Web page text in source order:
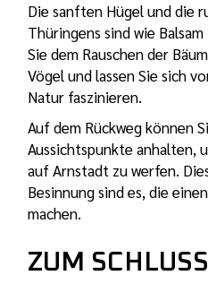
Die sanften Hügel und die
Thüringens sind wie
Sie dem Rauschen der
Vögel und lassen Sie sich
Natur faszinieren.
Auf dem Rückweg können
Aussichtspunkte anhalten,
auf Arnstadt zu werfen.
Besinnung sind es, die
machen.
ZUM